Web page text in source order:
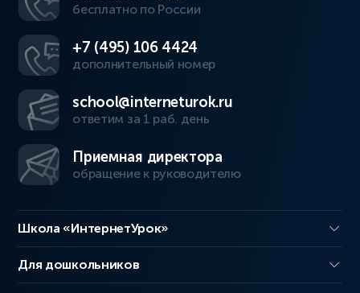
бесплатно по России
+7 (495) 106 4424
дополнительный номер
school@interneturok.ru
ответим за 1 раб. день
Приемная директора
обращение к руководителю
Школа «ИнтернетУрок»
Для дошкольников